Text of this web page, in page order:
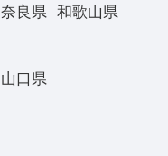
奈良県 和歌山県
山口県